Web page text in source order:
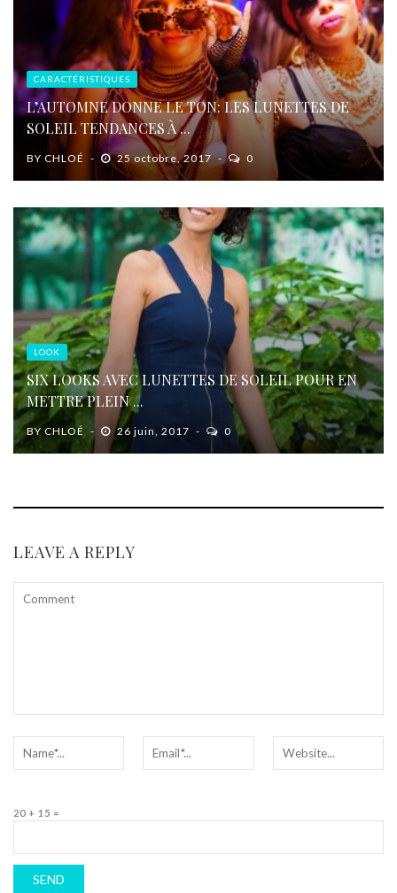
CARACTÉRISTIQUES
L’AUTOMNE DONNE LE TON: LES LUNETTES DE
SOLEIL TENDANCES À ...
BY CHLOÉ 25 octobre, 2017 0
LOOK
SIX LOOKS AVEC LUNETTES DE SOLEIL POUR EN
METTRE PLEIN ...
BY CHLOÉ 26 juin, 2017 0
LEAVE A REPLY
20 + 15 =